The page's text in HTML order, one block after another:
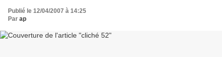
Publié le 12/04/2007 à 14:25
Par ap